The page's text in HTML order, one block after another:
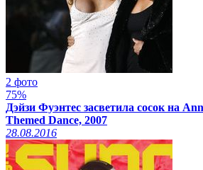
2 фото
75%
Дэйзи Фуэнтес засветила сосок на
Themed Dance, 2007
28.08.2016